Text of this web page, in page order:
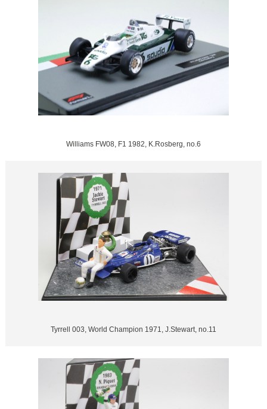
Williams FW08, F1 1982, K.Rosberg, no.6
Tyrrell 003, World Champion 1971, J.Stewart, no.11